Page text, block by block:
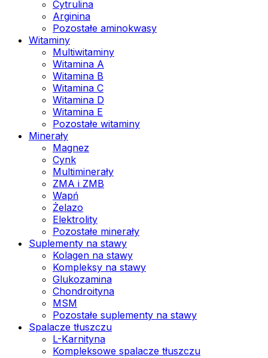
Cytrulina
Arginina
Pozostałe aminokwasy
Witaminy
Multiwitaminy
Witamina A
Witamina B
Witamina C
Witamina D
Witamina E
Pozostałe witaminy
Minerały
Magnez
Cynk
Multiminerały
ZMA i ZMB
Wapń
Żelazo
Elektrolity
Pozostałe minerały
Suplementy na stawy
Kolagen na stawy
Kompleksy na stawy
Glukozamina
Chondroityna
MSM
Pozostałe suplementy na stawy
Spalacze tłuszczu
L-Karnityna
Kompleksowe spalacze tłuszczu